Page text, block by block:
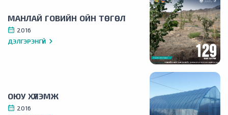
МАНЛАЙ ГОВИЙН ОЙН ТӨГӨЛ
2016
ДЭЛГЭРЭНГҮЙ
ОЮУ ХҮЛЭМЖ
2016